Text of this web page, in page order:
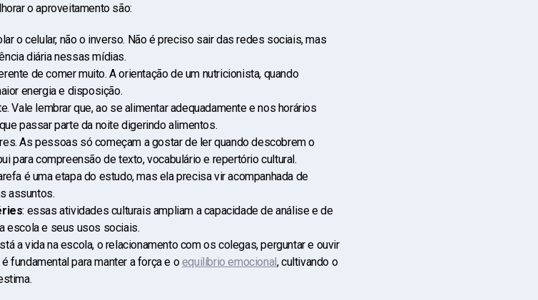
o aproveitamento são:
o celular, não o inverso. Não é preciso sair das redes sociais, mas
diária nessas mídias.
de comer muito. A orientação de um nutricionista, quando
energia e disposição.
Vale lembrar que, ao se alimentar adequadamente e nos horários
passar parte da noite digerindo alimentos.
As pessoas só começam a gostar de ler quando descobrem o
para compreensão de texto, vocabulário e repertório cultural.
é uma etapa do estudo, mas ela precisa vir acompanhada de
assuntos.
: essas atividades culturais ampliam a capacidade de análise e de
escola e seus usos sociais.
a vida na escola, o relacionamento com os colegas, perguntar e ouvir
fundamental para manter a força e oequilíbrio emocional, cultivando o